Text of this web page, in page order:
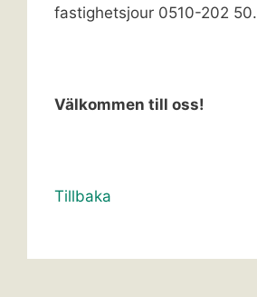
fastighetsjour 0510-202 50.
Välkommen till oss!
Tillbaka